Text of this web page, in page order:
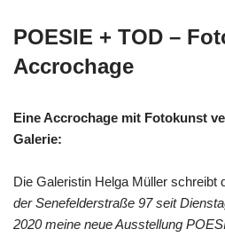
POESIE + TOD –
Accrochage
Eine Accrochage mit Fotokunst
Galerie:
Die Galeristin Helga Müller schreibt
der Senefelderstraße 97 seit
2020 meine neue Ausstellung